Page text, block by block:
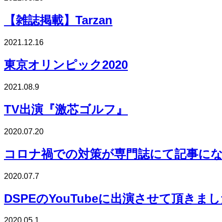
【雑誌掲載】Tarzan
2021.12.16
東京オリンピック2020
2021.08.9
TV出演『激芯ゴルフ』
2020.07.20
コロナ禍での対策が専門誌にて記事に
2020.07.7
DSPEのYouTubeに出演させて頂きまし